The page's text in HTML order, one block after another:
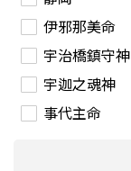
伊邪那美命
宇治橋鎮守神
宇迦之魂神
事代主命